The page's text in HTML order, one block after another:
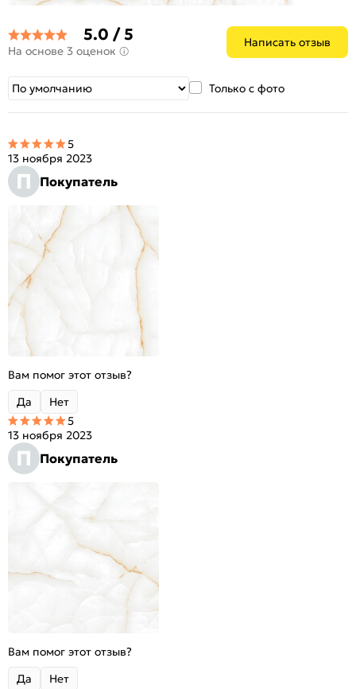
5.0 / 5
На основе 3 оценок
Написать отзыв
Только с фото
П Покупатель
13 ноября 2023
5
Вам помог этот отзыв?
Да
Нет
П Покупатель
13 ноября 2023
5
Вам помог этот отзыв?
Да
Нет